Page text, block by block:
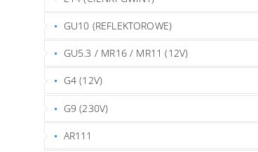
GU10 (REFLEKTOROWE)
GU5.3 / MR16 / MR11 (12V)
G4 (12V)
G9 (230V)
AR111